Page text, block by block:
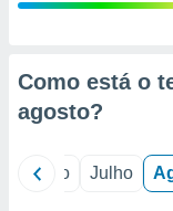
Como está o
agosto?
Junho Julho